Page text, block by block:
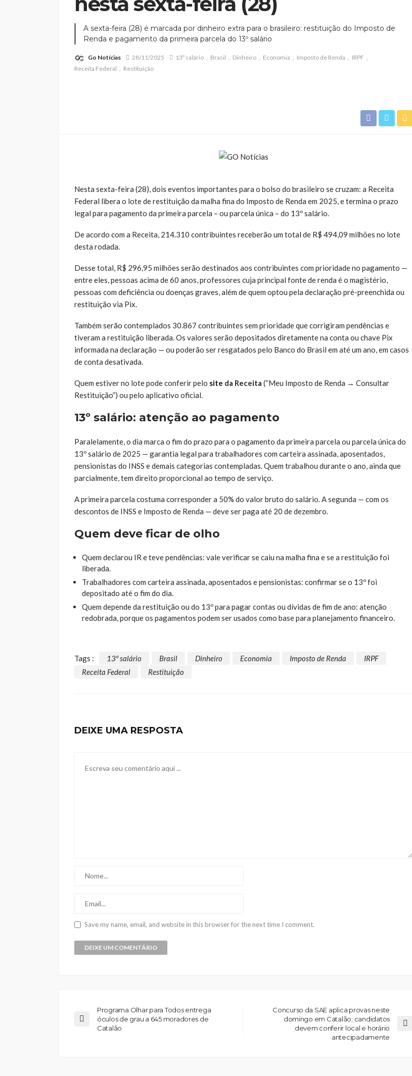
A sexta-feira (28) é marcada por dinheiro extra para o brasileiro: restituição do Imposto de
Renda e pagamento da primeira parcela do 13º salário
Go Notícias 28/11/2025 13º salário Brasil Dinheiro Economia Imposto de Renda
IRPF
Receita Federal
Restituição
Nesta sexta-feira (28), dois eventos importantes para o bolso do brasileiro se cruzam: a Receita
Federal libera o lote de restituição da malha fina do Imposto de Renda em 2025, e termina o prazo
legal para pagamento da primeira parcela – ou parcela única – do 13º salário.
De acordo com a Receita, 214.310 contribuintes receberão um total de R$ 494,09 milhões no lote
desta rodada.
Desse total, R$ 296,95 milhões serão destinados aos contribuintes com prioridade no pagamento —
entre eles, pessoas acima de 60 anos, professores cuja principal fonte de renda é o magistério,
pessoas com deficiência ou doenças graves, além de quem optou pela declaração pré-preenchida ou
restituição via Pix.
Também serão contemplados 30.867 contribuintes sem prioridade que corrigiram pendências e
tiveram a restituição liberada. Os valores serão depositados diretamente na conta ou chave Pix
informada na declaração — ou poderão ser resgatados pelo Banco do Brasil em até um ano, em casos
de conta desativada.
Quem estiver no lote pode conferir pelo site da Receita (“Meu Imposto de Renda → Consultar
Restituição”) ou pelo aplicativo oficial.
13º salário: atenção ao pagamento
Paralelamente, o dia marca o fim do prazo para o pagamento da primeira parcela ou parcela única do
13º salário de 2025 — garantia legal para trabalhadores com carteira assinada, aposentados,
pensionistas do INSS e demais categorias contempladas. Quem trabalhou durante o ano, ainda que
parcialmente, tem direito proporcional ao tempo de serviço.
A primeira parcela costuma corresponder a 50% do valor bruto do salário. A segunda — com os
descontos de INSS e Imposto de Renda — deve ser paga até 20 de dezembro.
Quem deve ficar de olho
Quem declarou IR e teve pendências: vale verificar se caiu na malha fina e se a restituição foi
liberada.
Trabalhadores com carteira assinada, aposentados e pensionistas: confirmar se o 13º foi
depositado até o fim do dia.
Quem depende da restituição ou do 13º para pagar contas ou dívidas de fim de ano: atenção
redobrada, porque os pagamentos podem ser usados como base para planejamento financeiro.
Tags : 13º salário Brasil Dinheiro Economia Imposto de Renda
IRPF
Receita Federal
Restituição
DEIXE UMA RESPOSTA
Save my name, email, and website in this browser for the next time I comment.
Programa Olhar para Todos entrega
óculos de grau a 645 moradores de
Catalão
Concurso da SAE aplica provas neste
domingo em Catalão; candidatos
devem conferir local e horário
antecipadamente